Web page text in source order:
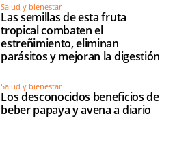
Salud y bienestar
Las semillas de esta fruta
tropical combaten el
estreñimiento, eliminan
parásitos y mejoran la digestión
Salud y bienestar
Los desconocidos beneficios de
beber papaya y avena a diario